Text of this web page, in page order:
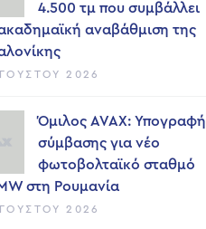
4.500 τμ που συμβάλλει
αναβάθμιση της
2026
Όμιλος AVAX: Υπογραφή
σύμβασης για νέο
φωτοβολταϊκό σταθμό
στη Ρουμανία
2026